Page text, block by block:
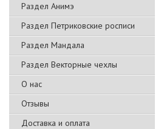
Раздел Анимэ
Раздел Петриковские росписи
Раздел Мандала
Раздел Векторные чехлы
О нас
Отзывы
Доставка и оплата